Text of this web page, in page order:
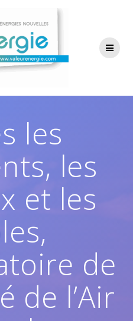
contenu
les
les
et les
de
de l’Air